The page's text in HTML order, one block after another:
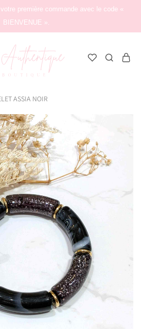
première commande avec le code «
BIENVENUE ».
ASSIA NOIR